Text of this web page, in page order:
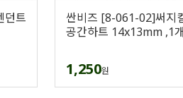
던트
싼비즈 [8-061-02]써지
공간하트 14x13mm ,1개
1,250원